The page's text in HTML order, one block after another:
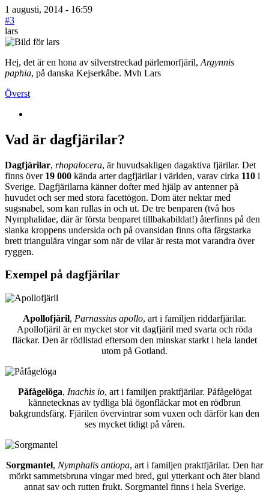
1 augusti, 2014 - 16:59
#3
lars
Hej, det är en hona av silverstreckad pärlemorfjäril, Argynnis
paphia, på danska Kejserkåbe. Mvh Lars
Överst
Vad är dagfjärilar?
Dagfjärilar, rhopalocera, är huvudsakligen dagaktiva fjärilar. Det
finns över 19 000 kända arter dagfjärilar i världen, varav cirka 110 i
Sverige. Dagfjärilarna känner dofter med hjälp av antenner på
huvudet och ser med stora facettögon. Dom äter nektar med
sugsnabel, som kan rullas in och ut. De tre benparen (två hos
Nymphalidae, där är första benparet tillbakabildat!) återfinns på den
slanka kroppens undersida och på ovansidan finns ofta färgstarka
brett triangulära vingar som när de vilar är resta mot varandra över
ryggen.
Exempel på dagfjärilar
Apollofjäril, Parnassius apollo, art i familjen riddarfjärilar.
Apollofjäril är en mycket stor vit dagfjäril med svarta och röda
fläckar. Den är rödlistad eftersom den minskar starkt i hela landet
utom på Gotland.
Påfågelöga, Inachis io, art i familjen praktfjärilar. Påfågelögat
kännetecknas av tydliga blå ögonfläckar mot en rödbrun
bakgrundsfärg. Fjärilen övervintrar som vuxen och därför kan den
ses mycket tidigt på våren.
Sorgmantel, Nymphalis antiopa, art i familjen praktfjärilar. Den har
mörkt sammetsbruna vingar med bred, gul ytterkant och äter bland
annat sav och rutten frukt. Sorgmantel finns i hela Sverige.